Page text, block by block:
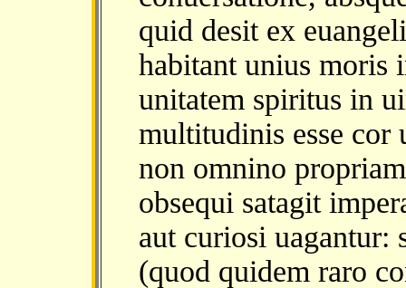
quid desit ex
habitant unius moris
unitatem spiritus in
multitudinis esse cor
non omnino
obsequi satagit
aut curiosi uagantur:
(quod quidem raro